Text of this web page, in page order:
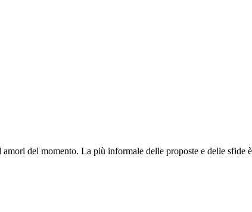
del momento. La più informale delle proposte e delle